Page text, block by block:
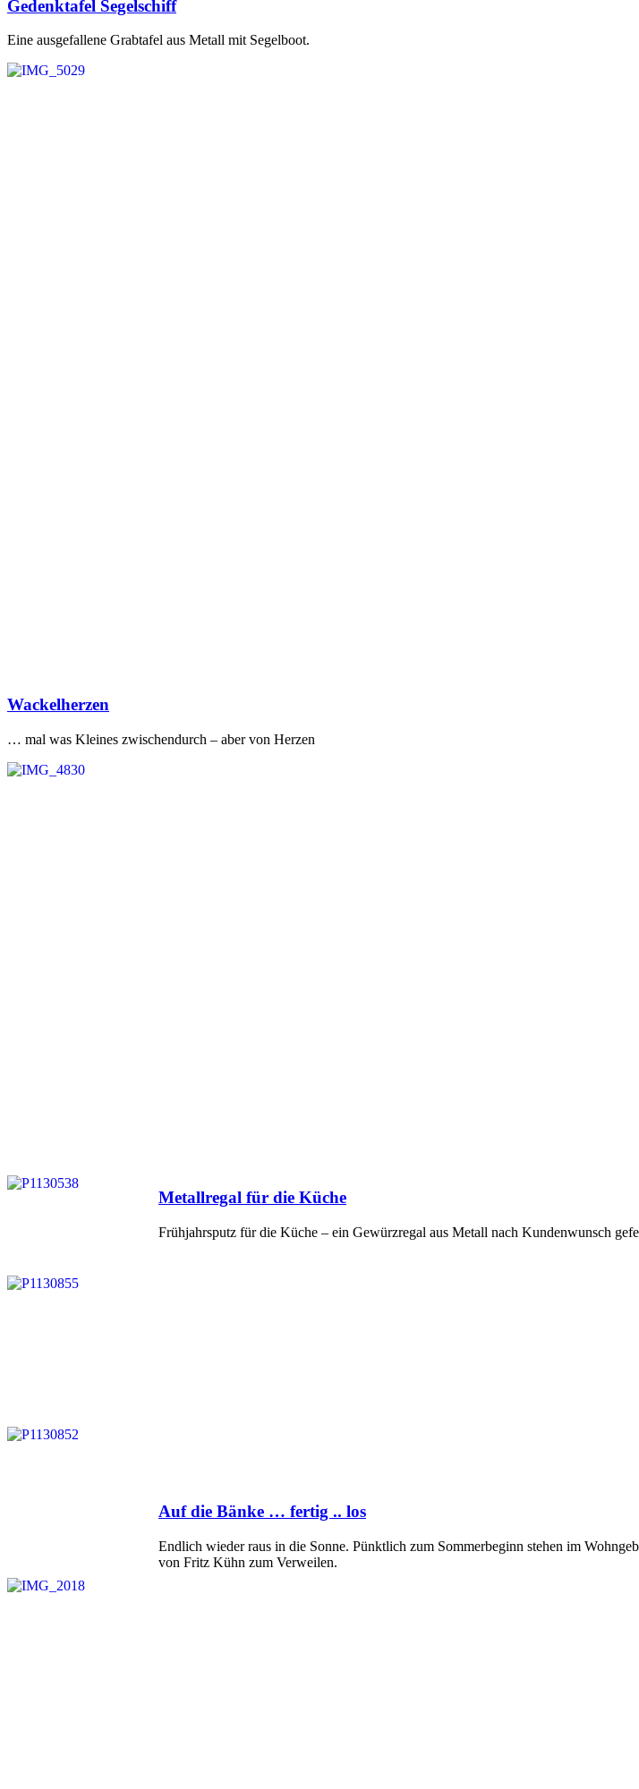
scrollen
Gedenktafel Segelschiff
Eine ausgefallene Grabtafel aus Metall mit Segelboot.
Veröffentlicht
Wackelherzen
… mal was Kleines zwischendurch – aber von Herzen
Veröffentlicht
Metallregal für die Küche
Frühjahrsputz für die Küche – ein Gewürzregal aus Metall nach Kundenwunsch
Veröffentlicht
Auf die Bänke … fertig .. los
Endlich wieder raus in die Sonne. Pünktlich zum Sommerbeginn stehen im
von Fritz Kühn zum Verweilen.